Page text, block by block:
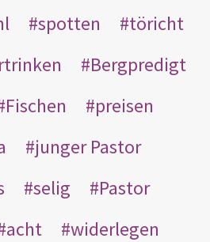
spotten
töricht
Bergpredigt
Fischen
preisen
junger Pastor
selig
Pastor
acht
widerlegen